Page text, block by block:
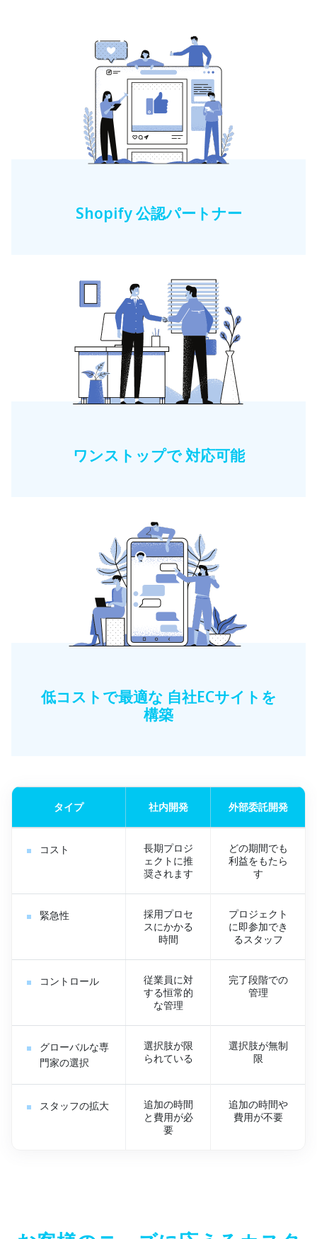
Shopify 公認パートナー
ワンストップで 対応可能
低コストで最適な 自社ECサイトを
構築
タイプ 社内開発 外部委託開発
コスト
長期プロジ
ェクトに推
奨されます
どの期間でも
利益をもたら
す
緊急性
採用プロセ
スにかかる
時間
プロジェクト
に即参加でき
るスタッフ
コントロール
従業員に対
する恒常的
な管理
完了段階での
管理
グローバルな専
門家の選択
選択肢が限
られている
選択肢が無制
限
スタッフの拡大
追加の時間
と費用が必
要
追加の時間や
費用が不要